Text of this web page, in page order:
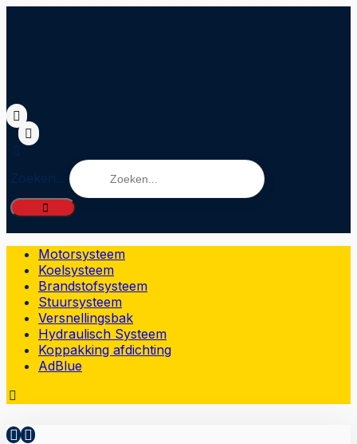
Zoeken...
Motorsysteem
Koelsysteem
Brandstofsysteem
Stuursysteem
Versnellingsbak
Hydraulisch Systeem
Koppakking afdichting
AdBlue